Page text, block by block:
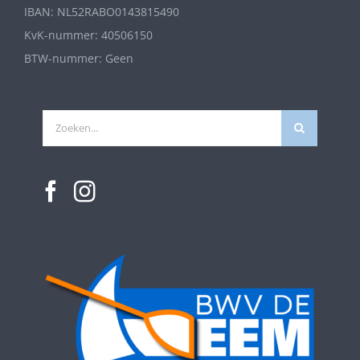
IBAN: NL52RABO0143815490
KvK-nummer: 40506150
BTW-nummer: Geen
Zoeken
naar: